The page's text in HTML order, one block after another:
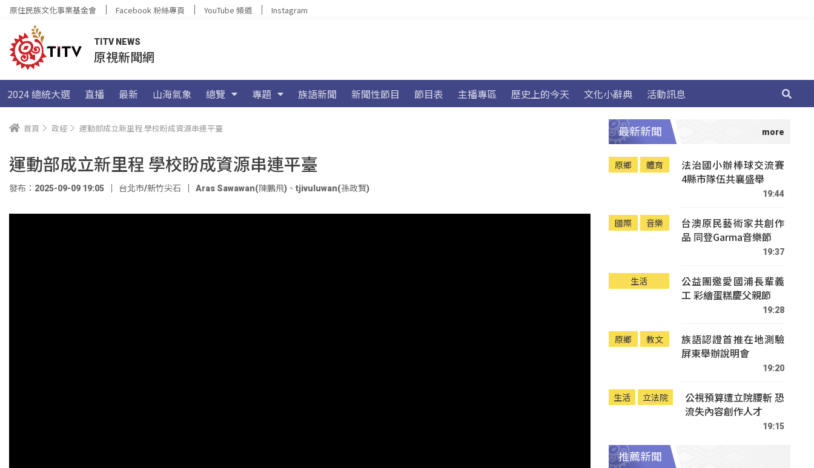
原住民族文化事業基金會 Facebook 粉絲專頁 YouTube 頻道 Instagram
TITV NEWS
原視新聞網
2024 總統大選 直播 最新 山海氣象 總覽 專題 族語新聞 新聞性節目 節目表 主播專區 歷史上的今天 文化小辭典 活動訊息
首頁 政經 運動部成立新里程 學校盼成資源串連平臺
運動部成立新里程 學校盼成資源串連平臺
發布：2025-09-09 19:05 台北市/新竹尖石 Aras Sawawan(陳鵬飛) 、 tjivuluwan(孫政賢)
最新新聞
原鄉 體育
法治國小辦棒球交流賽
4縣市隊伍共襄盛舉
19:44
國際 音樂
台澳原民藝術家共創作
品 同登Garma音樂節
19:37
生活
公益團邀愛國浦長輩義
工 彩繪蛋糕慶父親節
19:28
原鄉 教文
族語認證首推在地測驗
屏東舉辦說明會
19:20
生活 立法院
公視預算遭立院腰斬 恐
流失內容創作人才
19:15
推薦新聞